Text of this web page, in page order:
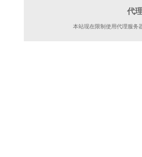
代
本站现在限制使用代理服务